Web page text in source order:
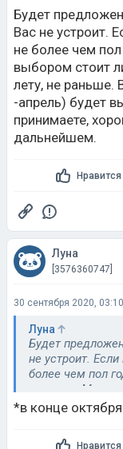
Будет
Вас не устроит.
не более чем
выбором стоит
лету, не раньше.
-апрель) будет
принимаете,
дальнейшем.
Нравится
Луна
[3576360747]
30 сентября 2020, 03:10
Луна
Будет
не устроит. Если
более чем пол
стоит ли.
раньше. Весной(
будет выгоднее
*в конце октября
Нравится